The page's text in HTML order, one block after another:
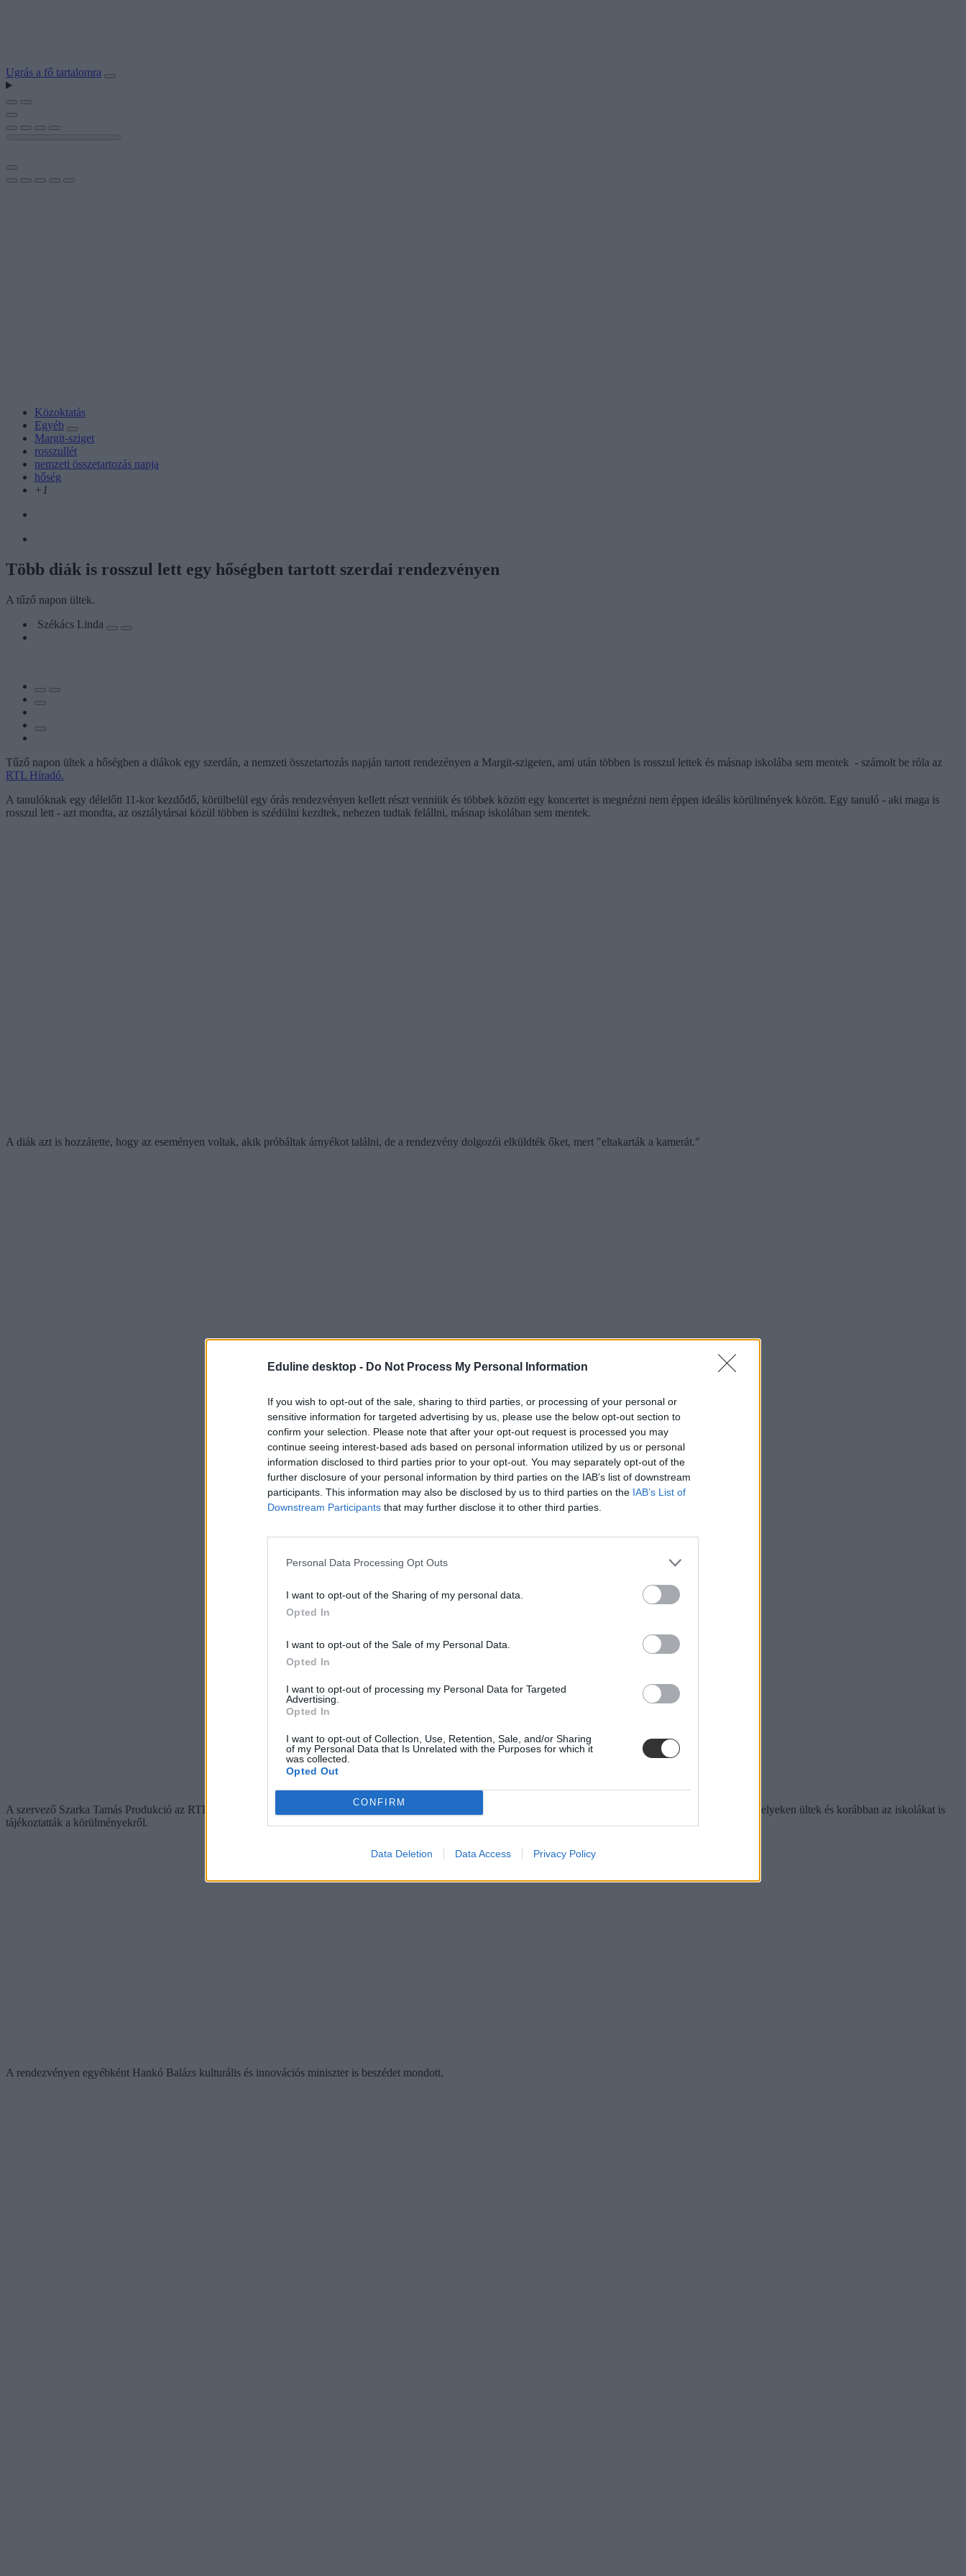
Eduline desktop - Do Not Process My Personal Information
If you wish to opt-out of the sale, sharing to third parties, or processing of your personal or
sensitive information for targeted advertising by us, please use the below opt-out section to
confirm your selection. Please note that after your opt-out request is processed you may
continue seeing interest-based ads based on personal information utilized by us or personal
information disclosed to third parties prior to your opt-out. You may separately opt-out of the
further disclosure of your personal information by third parties on the IAB’s list of downstream
participants. This information may also be disclosed by us to third parties on the IAB’s List of
Downstream Participants that may further disclose it to other third parties.
Personal Data Processing Opt Outs
I want to opt-out of the Sharing of my personal data.
Opted In
I want to opt-out of the Sale of my Personal Data.
Opted In
I want to opt-out of processing my Personal Data for Targeted
Advertising.
Opted In
I want to opt-out of Collection, Use, Retention, Sale, and/or Sharing
of my Personal Data that Is Unrelated with the Purposes for which it
was collected.
Opted Out
CONFIRM
Data Deletion Data Access Privacy Policy
Ugrás a fő tartalomra
Közoktatás
Egyéb
Margit-sziget
rosszullét
nemzeti összetartozás napja
hőség
+1
Több diák is rosszul lett egy hőségben tartott szerdai rendezvényen
A tűző napon ültek.
Székács Linda
Tűző napon ültek a hőségben a diákok egy szerdán, a nemzeti összetartozás napján tartott rendezényen a Margit-szigeten, ami után többen is rosszul lettek és másnap iskolába sem mentek - számolt be róla az
RTL Híradó.
A tanulóknak egy délelőtt 11-kor kezdődő, körülbelül egy órás rendezvényen kellett részt venniük és többek között egy koncertet is megnézni nem éppen ideális körülmények között. Egy tanuló - aki maga is
rosszul lett - azt mondta, az osztálytársai közül többen is szédülni kezdtek, nehezen tudtak felállni, másnap iskolában sem mentek.
A diák azt is hozzátette, hogy az eseményen voltak, akik próbáltak árnyékot találni, de a rendezvény dolgozói elküldték őket, mert "eltakarták a kamerát."
A szervező Szarka Tamás Produkció az RTL Híradó megkeresésére elmondta; sajnálják a történteket, ugyanakkor ők úgy látták, hogy a gyerekek többnyire árnyékos helyeken ültek és korábban az iskolákat is
tájékoztatták a körülményekről.
A rendezvényen egyébként Hankó Balázs kulturális és innovációs miniszter is beszédet mondott.